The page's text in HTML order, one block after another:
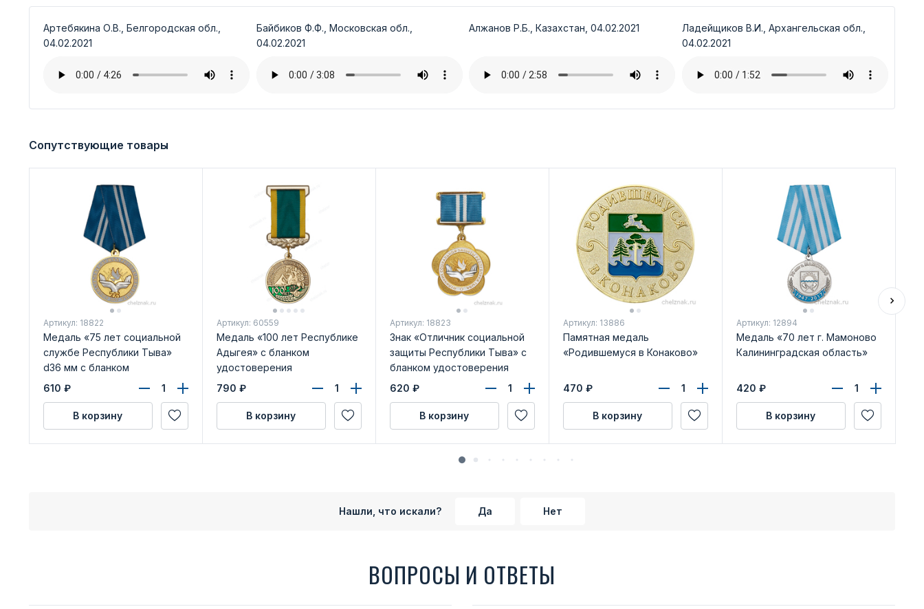
Артебякина О.В., Белгородская обл.,
04.02.2021
Байбиков Ф.Ф., Московская обл.,
04.02.2021
Алжанов Р.Б., Казахстан, 04.02.2021
Ладейщиков В.И., Архангельская обл.,
04.02.2021
Сопутствующие товары
Артикул: 18822
Медаль «75 лет социальной
службе Республики Тыва»
d36 мм с бланком
удостоверения
610 ₽
В корзину
Артикул: 60559
Медаль «100 лет Республике
Адыгея» с бланком
удостоверения
790 ₽
В корзину
Артикул: 18823
Знак «Отличник социальной
защиты Республики Тыва» с
бланком удостоверения
620 ₽
В корзину
Артикул: 13886
Памятная медаль
«Родившемуся в Конаково»
470 ₽
В корзину
Артикул: 12894
Медаль «70 лет г. Мамоново
Калининградская область»
420 ₽
В корзину
Нашли, что искали? Да Нет
ВОПРОСЫ И ОТВЕТЫ